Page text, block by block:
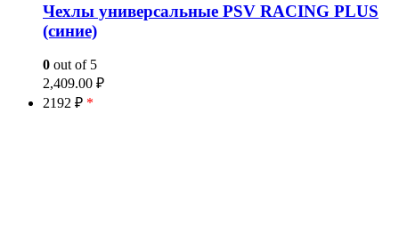
Чехлы универсальные PSV RACING PLUS
(синие)
0 out of 5
2,409.00 ₽
2192 ₽ *